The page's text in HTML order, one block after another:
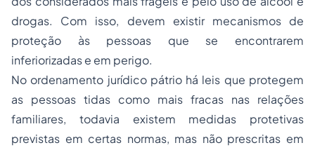
drogas. Com isso, devem existir mecanismos de
proteção às pessoas que se encontrarem
inferiorizadas e em perigo.
No ordenamento jurídico pátrio há leis que protegem
as pessoas tidas como mais fracas nas relações
familiares, todavia existem medidas protetivas
previstas em certas normas, mas não prescritas em